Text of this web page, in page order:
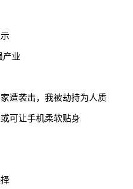
产业
遭袭击，我被劫持为人质
可让手机柔软贴身